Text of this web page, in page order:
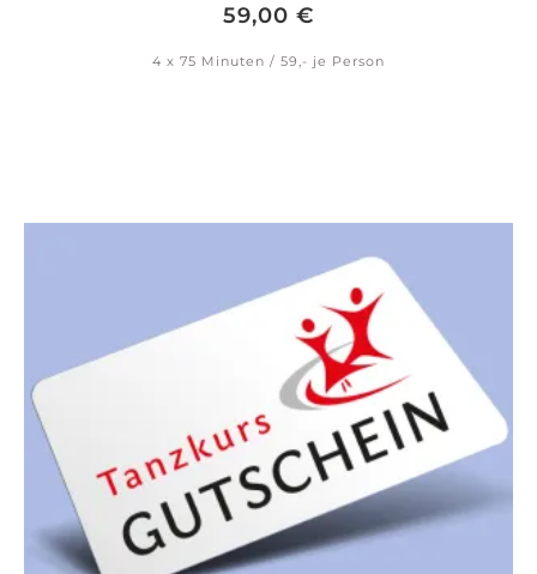
59,00 €
4 x 75 Minuten / 59,- je Person